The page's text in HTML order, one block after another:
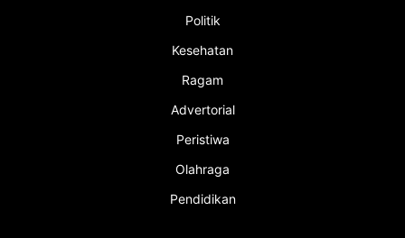
Politik
Kesehatan
Ragam
Advertorial
Peristiwa
Olahraga
Pendidikan